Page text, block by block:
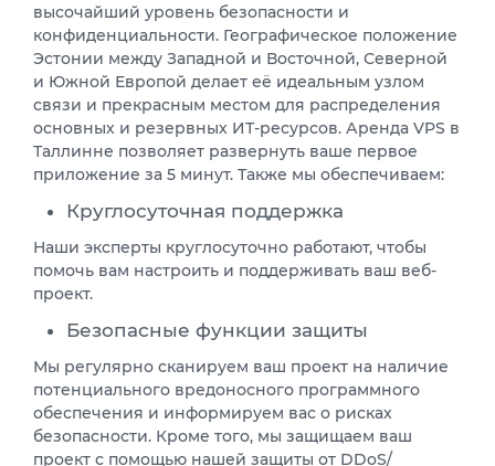
высочайший уровень безопасности и
конфиденциальности. Географическое положение
Эстонии между Западной и Восточной, Северной
и Южной Европой делает её идеальным узлом
связи и прекрасным местом для распределения
основных и резервных ИТ-ресурсов. Аренда VPS в
Таллинне позволяет развернуть ваше первое
приложение за 5 минут. Также мы обеспечиваем:
Круглосуточная поддержка
Наши эксперты круглосуточно работают, чтобы
помочь вам настроить и поддерживать ваш веб-
проект.
Безопасные функции защиты
Мы регулярно сканируем ваш проект на наличие
потенциального вредоносного программного
обеспечения и информируем вас о рисках
безопасности. Кроме того, мы защищаем ваш
проект с помощью нашей защиты от DDoS/